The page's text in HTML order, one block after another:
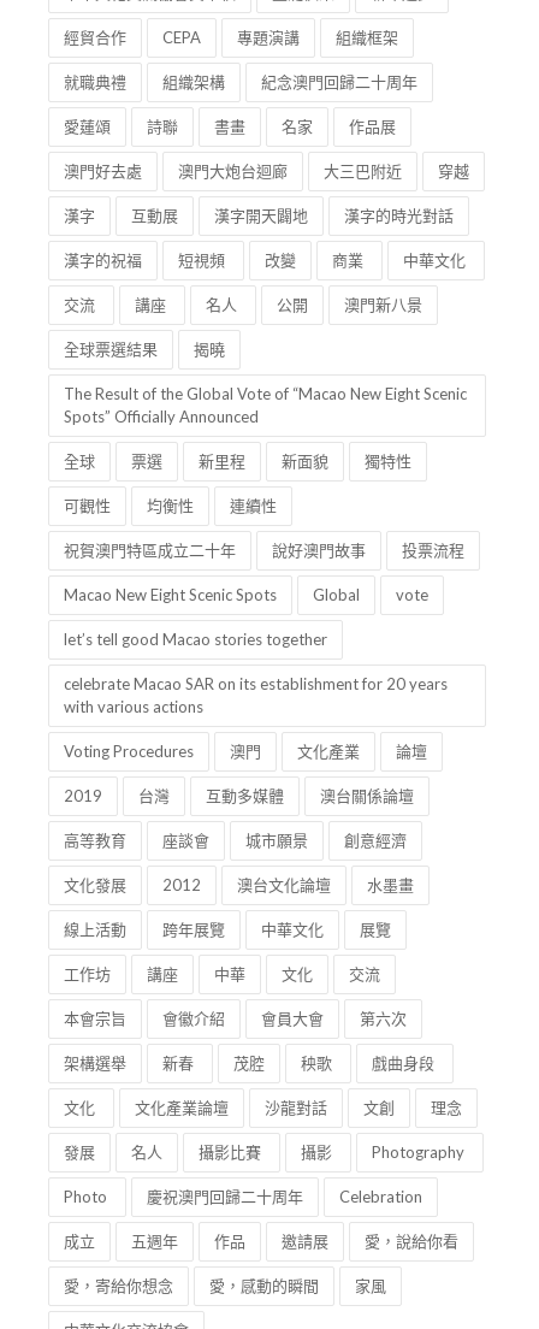
中華文化交流協會賀中秋 聖誕快樂 新年進步
經貿合作 CEPA 專題演講 組織框架
就職典禮 組織架構 紀念澳門回歸二十周年
愛蓮頌 書畫 名家 作品展
澳門好去處 澳門大炮台迴廊 大三巴附近 穿越
漢字 互動展 漢字開天闢地 漢字的時光對話
漢字的祝福 短視頻 改變 商業 中華文化
交流 講座 名人
全球票選結果 揭曉
The Result of the Global Vote of “Macao New Eight Scenic
Spots” Officially Announced
全球 票選 新里程
可觀性 均衡性 連續性
祝賀澳門特區成立二十年 說好澳門故事 投票流程
Macao New Eight Scenic Spots Global
let’s tell good Macao stories together
celebrate Macao SAR on its establishment for 20 years
with various actions
Voting Procedures 澳門 文化產業 論壇
2019 台灣 互動多媒體 澳台關係論壇
高等教育 座談會 城市願景 創意經濟
文化發展 2012 澳台文化論壇 水墨畫
線上活動 跨年展覽 中華文化 展覽
工作坊 講座 中華 文化 交流
本會宗旨 會徽介紹 會員大會 第六次
架構選舉 新春 秧歌 戲曲身段
文化 文化產業論壇 沙龍對話 文創 理念
發展 名人 攝影比賽 攝影 Photography
Photo 慶祝澳門回歸二十周年 Celebration
成立 五週年 作品 邀請展 愛，說給你看